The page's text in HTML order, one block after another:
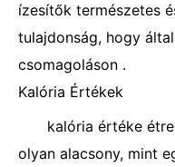
ízesítők természetes
tulajdonság, hogy
csomagoláson .
Kalória Értékek
kalória értéke
olyan alacsony, mint